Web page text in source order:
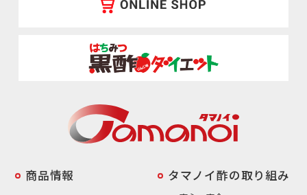
商品情報
️タマノイ酢の取り組み